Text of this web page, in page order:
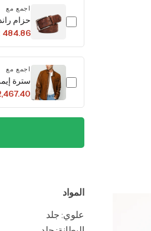
اجمع مع
حزام
484.86
اجمع مع
سترة
المواد
علوي: جلد